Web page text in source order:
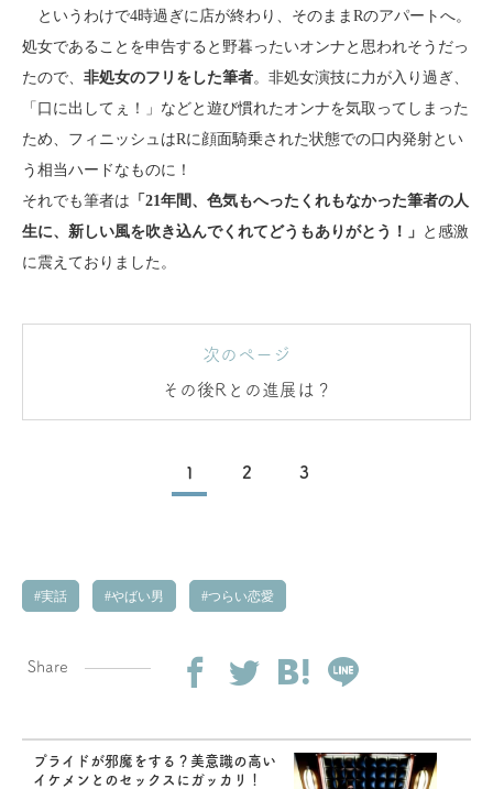
というわけで4時過ぎに店が終わり、そのままRのアパートへ。
処女であることを申告すると野暮ったいオンナと思われそうだっ
たので、 非処女のフリをした筆者。非処女演技に力が入り過ぎ、
「口に出してぇ！」などと遊び慣れたオンナを気取ってしまった
ため、フィニッシュはRに顔面騎乗された状態での口内発射とい
う相当ハードなものに！
それでも筆者は 「21年間、色気もへったくれもなかった筆者の人
生に、新しい風を吹き込んでくれてどうもありがとう！」 と感激
に震えておりました。
次のページ
その後Rとの進展は？
1 2 3
実話 やばい男 つらい恋愛
Share
プライドが邪魔をする？美意識の高い
イケメンとのセックスにガッカリ！